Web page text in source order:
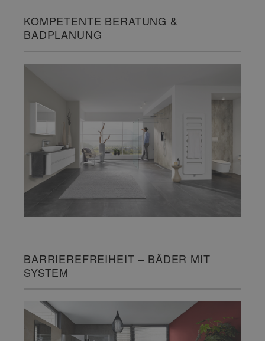
KOMPETENTE BERATUNG &
BADPLANUNG
BARRIEREFREIHEIT – BÄDER MIT
SYSTEM